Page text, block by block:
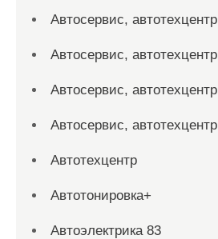
Автосервис, автотехцентр
Автосервис, автотехцентр
Автосервис, автотехцентр
Автосервис, автотехцентр
Автотехцентр
Автотонировка+
Автоэлектрика 83